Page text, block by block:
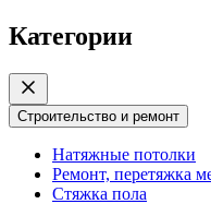
Категории
Строительство и ремонт
Натяжные потолки
Ремонт, перетяжка
Стяжка пола